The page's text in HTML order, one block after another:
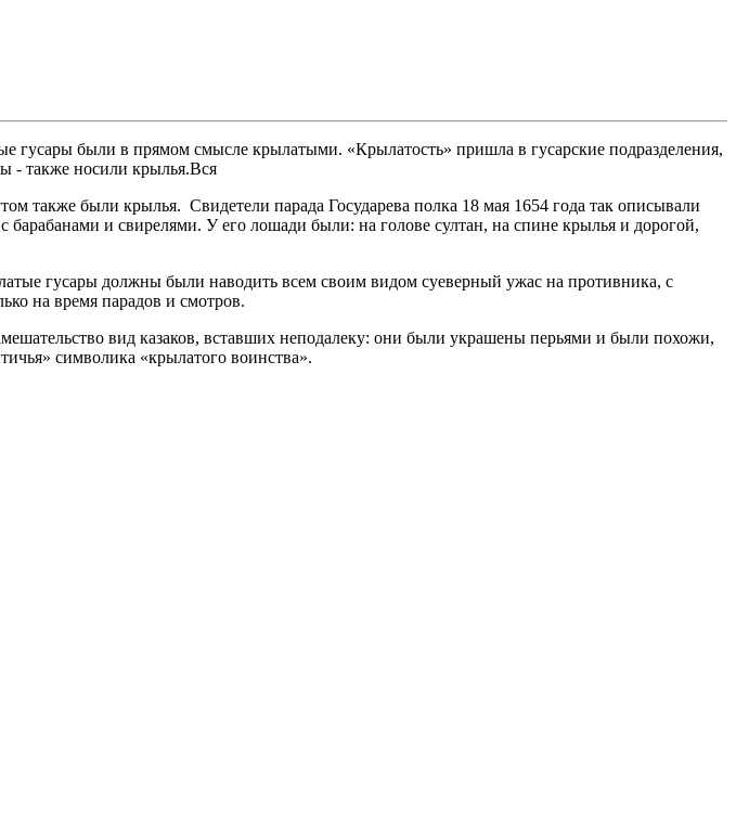
гусары были в прямом смысле крылатыми. «Крылатость» пришла в гусарские подразделения,
- также носили крылья.Вся
также были крылья. Свидетели парада Государева полка 18 мая 1654 года так описывали
и свирелями. У его лошади были: на голове султан, на спине крылья и дорогой,
гусары должны были наводить всем своим видом суеверный ужас на противника, с
на время парадов и смотров.
вид казаков, вставших неподалеку: они были украшены перьями и были похожи,
символика «крылатого воинства».